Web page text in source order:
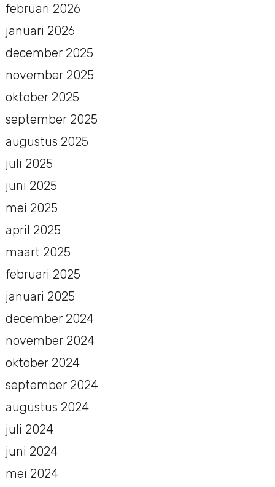
februari 2026
januari 2026
december 2025
november 2025
oktober 2025
september 2025
augustus 2025
juli 2025
juni 2025
mei 2025
april 2025
maart 2025
februari 2025
januari 2025
december 2024
november 2024
oktober 2024
september 2024
augustus 2024
juli 2024
juni 2024
mei 2024